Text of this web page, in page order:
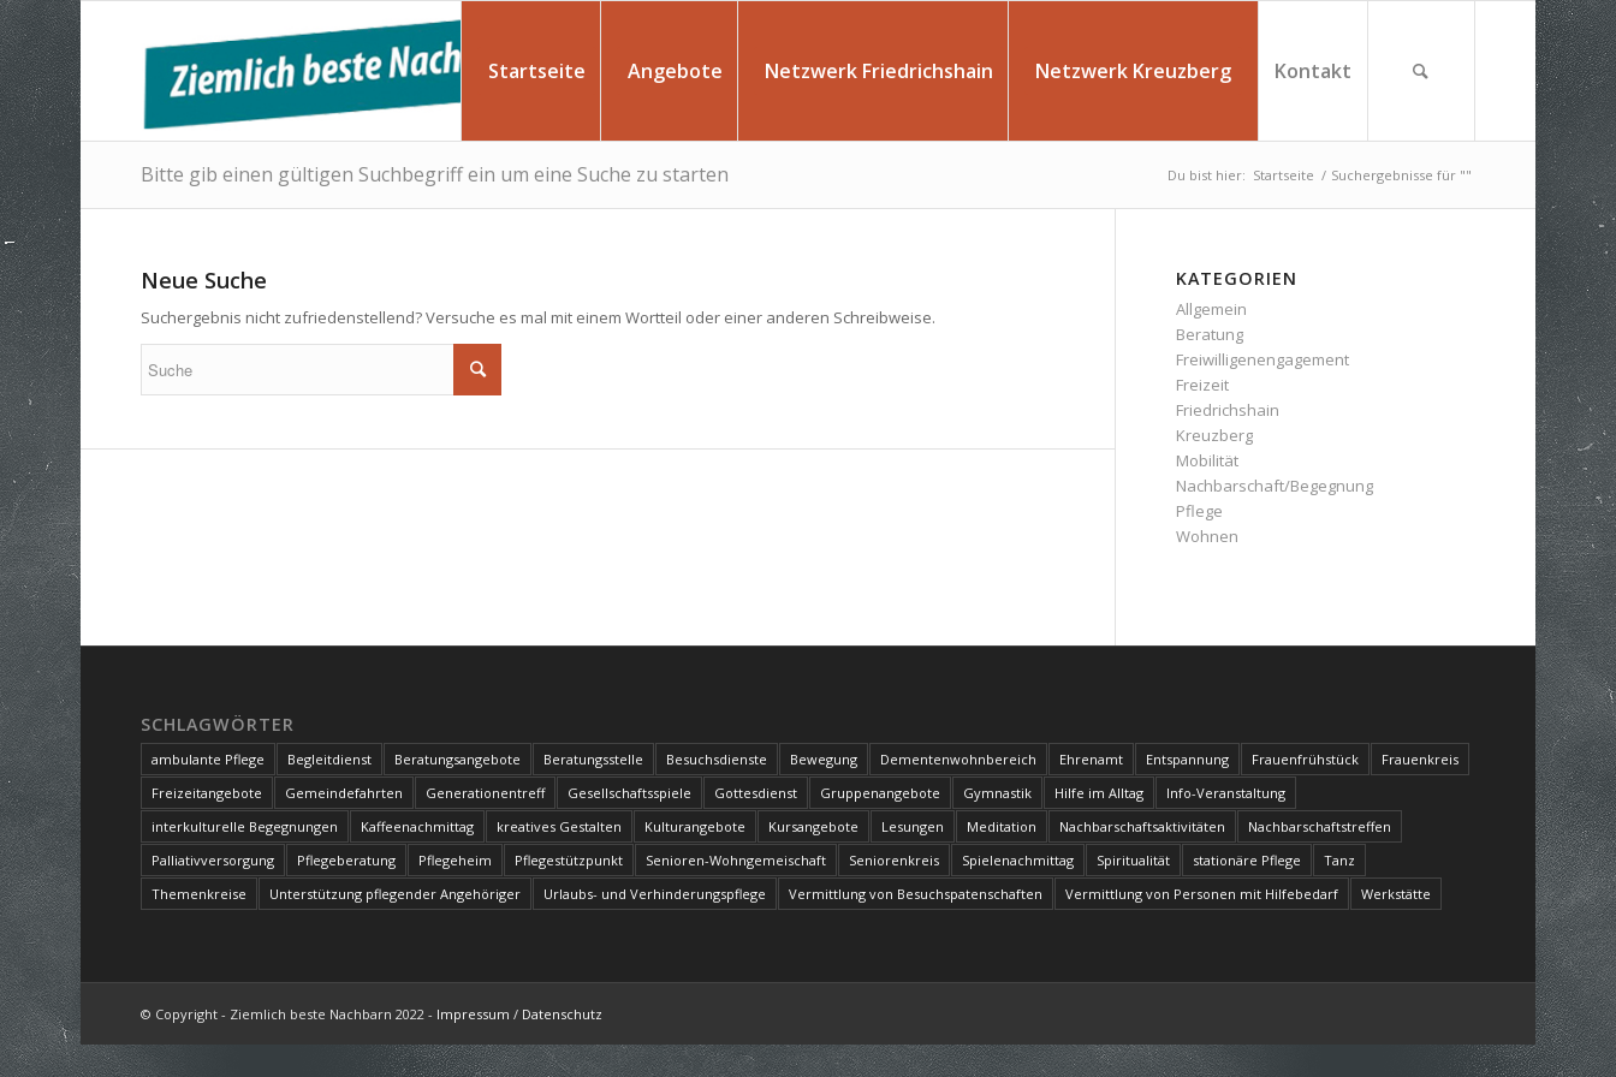
Startseite Angebote Netzwerk Friedrichshain Netzwerk Kreuzberg Kontakt
Bitte gib einen gültigen Suchbegriff ein um eine Suche zu starten Du bist hier: Startseite / Suchergebnisse für ""
Neue Suche
Suchergebnis nicht zufriedenstellend? Versuche es mal mit einem Wortteil oder einer anderen Schreibweise.
KATEGORIEN
Allgemein
Beratung
Freiwilligenengagement
Freizeit
Friedrichshain
Kreuzberg
Mobilität
Nachbarschaft/Begegnung
Pflege
Wohnen
SCHLAGWÖRTER
ambulante Pflege Begleitdienst Beratungsangebote Beratungsstelle Besuchsdienste Bewegung Dementenwohnbereich Ehrenamt Entspannung Frauenfrühstück
Frauenkreis
Freizeitangebote
Gemeindefahrten Generationentreff Gesellschaftsspiele Gottesdienst Gruppenangebote Gymnastik Hilfe im Alltag
Info-Veranstaltung
interkulturelle Begegnungen
Kaffeenachmittag kreatives Gestalten Kulturangebote Kursangebote Lesungen Meditation Nachbarschaftsaktivitäten
Nachbarschaftstreffen
Palliativversorgung
Pflegeberatung Pflegeheim Pflegestützpunkt Senioren-Wohngemeischaft Seniorenkreis Spielenachmittag Spiritualität stationäre Pflege
Tanz
Themenkreise
Unterstützung pflegender Angehöriger Urlaubs- und Verhinderungspflege Vermittlung von Besuchspatenschaften Vermittlung von Personen mit Hilfebedarf Werkstätte
© Copyright - Ziemlich beste Nachbarn 2022 - Impressum / Datenschutz